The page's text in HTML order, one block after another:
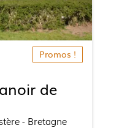
Promos !
de
- Bretagne